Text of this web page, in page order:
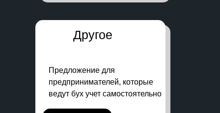
Предложение для
предпринимателей, которые
ведут бух учет самостоятельно
Другое